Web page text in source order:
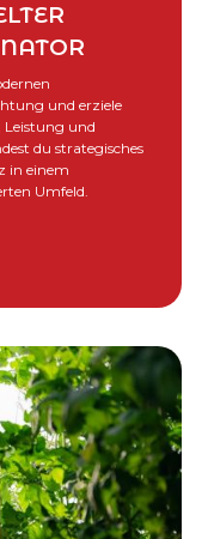
und erziele
und
du strategisches
in einem
Umfeld.